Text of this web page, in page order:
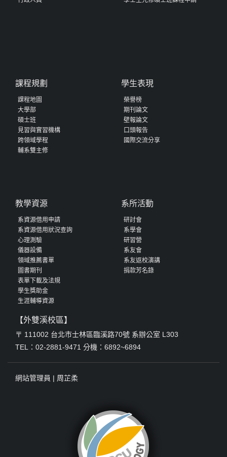
課程規劃
課程地圖
大學部
碩士班
見習與實習機構
跨領域學程
輔系雙主修
學生表現
榮譽榜
期刊論文
壁報論文
口頭報告
國際交流分享
教學資源
系資源借用申請
系資源借用狀況查詢
心理測驗
儀器設備
領域推薦書單
圖書期刊
表單下載及法規
學生獎助金
生涯輔導資源
系所活動
研討會
系學會
研習營
系友會
系友返校演講
捐款芳名錄
【外雙溪校區】
〒 111002 台北市士林區臨溪路70號 系辦公室 L303
TEL：02-2881-9471 分機：6892~6894
網站管理員 | 周芷柔